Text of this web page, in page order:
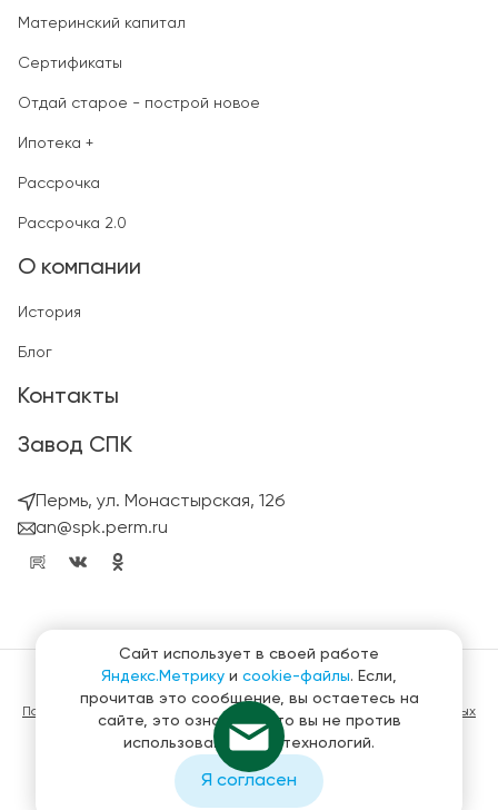
Материнский капитал
Сертификаты
Отдай старое - построй новое
Ипотека +
Рассрочка
Рассрочка 2.0
О компании
История
Блог
Контакты
Завод СПК
Пермь, ул. Монастырская, 12б
an@spk.perm.ru
© ГК СтройПанельКомплект 2023 – 2026
Политика конфиденциальности в отношении обработки персональных
данных
Материалы, представленные на сайте не являются публичной
офертой
Создание и продвижение сайтов
Сайт использует в своей работе
Яндекс.Метрику и cookie-файлы. Если,
прочитав это сообщение, вы остаетесь на
сайте, это означает, что вы не против
использования этих технологий.
Я согласен